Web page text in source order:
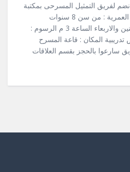
لفريق التمثيل المسرحى بمكتبة
مصر العامة بالزقازيقالفئة العمرية : من سن 8 سنوات
فأكثر الموعد : السبت والاثنين والاربعاء الساعة 3 م الرسوم :
المدة : 12 حصص تدريبية المكان : قاعة المسرح
سارعوا بالحجز بقسم العلاقات